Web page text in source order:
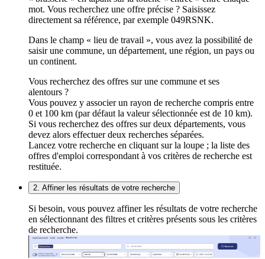
mot. Vous recherchez une offre précise ? Saisissez
directement sa référence, par exemple 049RSNK.
Dans le champ « lieu de travail », vous avez la possibilité de
saisir une commune, un département, une région, un pays ou
un continent.
Vous recherchez des offres sur une commune et ses
alentours ?
Vous pouvez y associer un rayon de recherche compris entre
0 et 100 km (par défaut la valeur sélectionnée est de 10 km).
Si vous recherchez des offres sur deux départements, vous
devez alors effectuer deux recherches séparées.
Lancez votre recherche en cliquant sur la loupe ; la liste des
offres d'emploi correspondant à vos critères de recherche est
restituée.
2. Affiner les résultats de votre recherche
Si besoin, vous pouvez affiner les résultats de votre recherche
en sélectionnant des filtres et critères présents sous les critères
de recherche.